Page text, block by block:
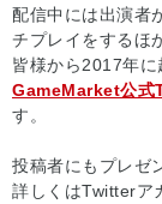
配信中には出演者
チプレイをするほ
皆様から2017年
GameMarket公式
す。
投稿者にもプレゼ
詳しくはTwitterア